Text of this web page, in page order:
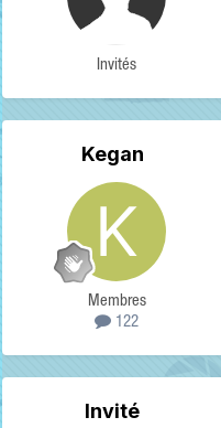
Invités
Kegan
Membres
122
Invité